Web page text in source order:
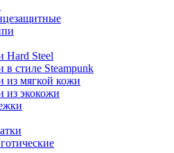
Steel
стиле Steampunk
мягкой кожи
экокожи